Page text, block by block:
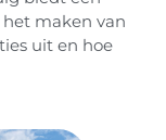
maken van
uit en hoe